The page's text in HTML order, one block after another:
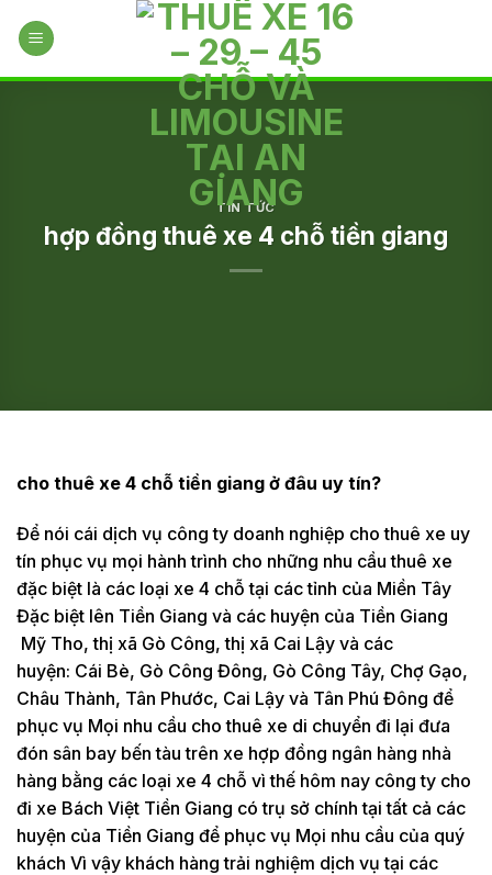
TIN TỨC
hợp đồng thuê xe 4 chỗ tiền giang
cho thuê xe 4 chỗ tiền giang ở đâu uy tín?
Để nói cái dịch vụ công ty doanh nghiệp cho thuê xe uy
tín phục vụ mọi hành trình cho những nhu cầu thuê xe
đặc biệt là các loại xe 4 chỗ tại các tỉnh của Miền Tây
Đặc biệt lên Tiền Giang và các huyện của Tiền Giang
Mỹ Tho, thị xã Gò Công, thị xã Cai Lậy và các
huyện: Cái Bè, Gò Công Đông, Gò Công Tây, Chợ Gạo,
Châu Thành, Tân Phước, Cai Lậy và Tân Phú Đông để
phục vụ Mọi nhu cầu cho thuê xe di chuyển đi lại đưa
đón sân bay bến tàu trên xe hợp đồng ngân hàng nhà
hàng bằng các loại xe 4 chỗ vì thế hôm nay công ty cho
đi xe Bách Việt Tiền Giang có trụ sở chính tại tất cả các
huyện của Tiền Giang để phục vụ Mọi nhu cầu của quý
khách Vì vậy khách hàng trải nghiệm dịch vụ tại các